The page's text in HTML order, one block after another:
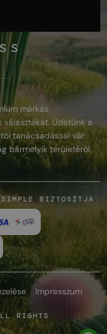
márkás
Üzletünk a
tanácsadással vár
bármelyik területéről,
BIZTOSÍTJA
Impresszum
RIGHTS